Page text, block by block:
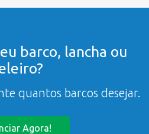
barco, lancha ou
quantos barcos desejar.
Agora!